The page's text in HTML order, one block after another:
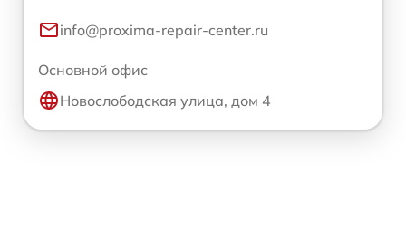
info@proxima-repair-center.ru
Основной офис
Новослободская улица, дом 4